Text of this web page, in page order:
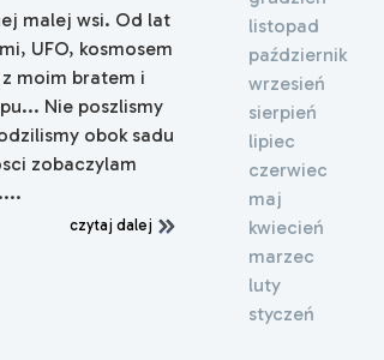
malej wsi. Od lat
UFO, kosmosem
moim bratem i
Nie poszlismy
obok sadu
zobaczylam
czytaj dalej
listopad
październik
wrzesień
sierpień
lipiec
czerwiec
maj
kwiecień
marzec
luty
styczeń